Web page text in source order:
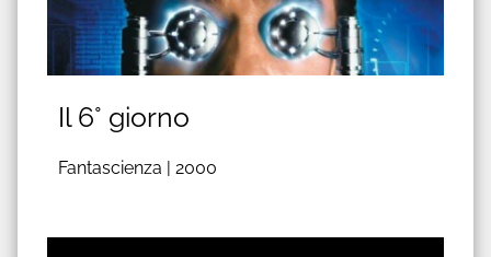
Il 6° giorno
Fantascienza | 2000